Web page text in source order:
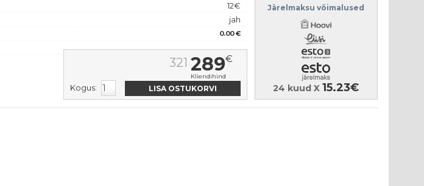
12€
jah
0.00 €
289€
Kliendihind
321
Kogus:
Järelmaksu võimalused
24 kuud X 15.23€